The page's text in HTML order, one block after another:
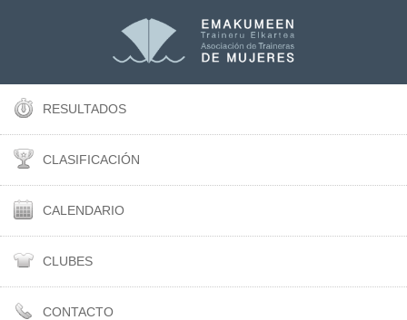
RESULTADOS
CLASIFICACIÓN
CALENDARIO
CLUBES
CONTACTO